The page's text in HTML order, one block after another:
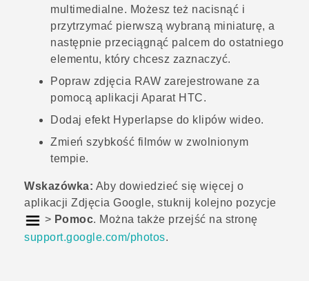
multimedialne. Możesz też nacisnąć i
przytrzymać pierwszą wybraną miniaturę, a
następnie przeciągnąć palcem do ostatniego
elementu, który chcesz zaznaczyć.
Popraw zdjęcia RAW zarejestrowane za
pomocą aplikacji AparatHTC.
Dodaj efekt Hyperlapse do klipów wideo.
Zmień szybkość filmów w zwolnionym
tempie.
Wskazówka: Aby dowiedzieć się więcej o
aplikacji Zdjęcia Google, stuknij kolejno pozycje
> Pomoc. Można także przejść na stronę
support.google.com/photos.